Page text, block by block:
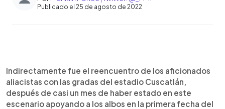
Publicado el 25 de agosto de 2022
► Escuchar artículo
Indirectamente fue el reencuentro de los aficionados
aliacistas con las gradas del estadio Cuscatlán,
después de casi un mes de haber estado en este
escenario apoyando a los albos en la primera fecha del